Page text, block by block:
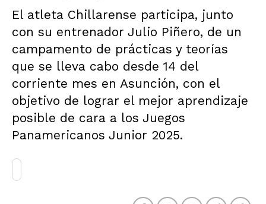
El atleta Chillarense participa, junto
con su entrenador Julio Piñero, de un
campamento de prácticas y teorías
que se lleva cabo desde 14 del
corriente mes en Asunción, con el
objetivo de lograr el mejor aprendizaje
posible de cara a los Juegos
Panamericanos Junior 2025.